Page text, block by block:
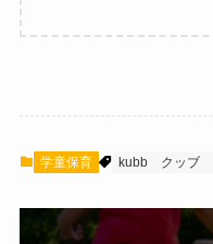
学童保育 kubb クッブ